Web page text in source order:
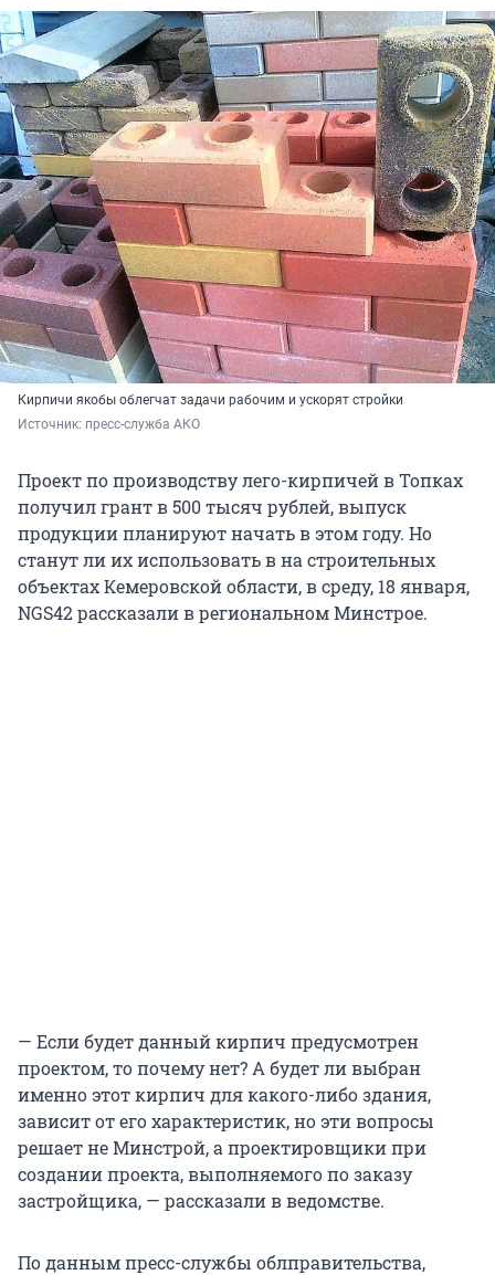
Кирпичи якобы облегчат задачи рабочим и ускорят стройки
Источник: пресс-служба АКО
Проект по производству лего-кирпичей в Топках
получил грант в 500 тысяч рублей, выпуск
продукции планируют начать в этом году. Но
станут ли их использовать в на строительных
объектах Кемеровской области, в среду, 18 января,
NGS42 рассказали в региональном Минстрое.
— Если будет данный кирпич предусмотрен
проектом, то почему нет? А будет ли выбран
именно этот кирпич для какого-либо здания,
зависит от его характеристик, но эти вопросы
решает не Минстрой, а проектировщики при
создании проекта, выполняемого по заказу
застройщика, — рассказали в ведомстве.
По данным пресс-службы облправительства,